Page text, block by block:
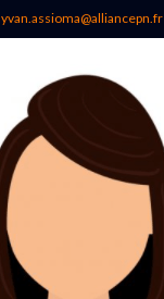
yvan.assioma@alliancepn.fr